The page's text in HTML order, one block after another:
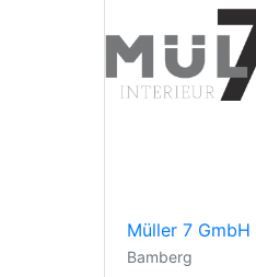
Müller 7 GmbH
Bamberg